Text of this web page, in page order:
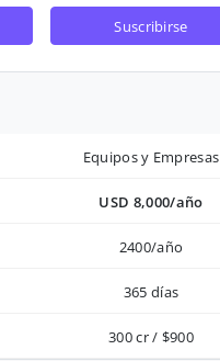
suscribirse
Equipos y Empresas
USD 8,000/año
2400/año
365 días
300 cr / $900